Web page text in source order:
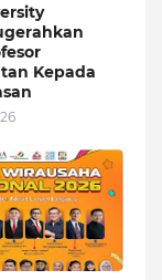
Kepada